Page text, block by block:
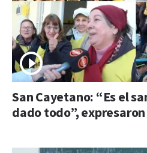
San Cayetano: “Es el
dado todo”,